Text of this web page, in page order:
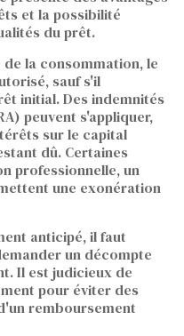
et la possibilité
du prêt.
de la consommation, le
sauf s'il
initial. Des indemnités
peuvent s'appliquer,
sur le capital
dû. Certaines
professionnelle, un
une exonération
anticipé, il faut
un décompte
Il est judicieux de
pour éviter des
remboursement